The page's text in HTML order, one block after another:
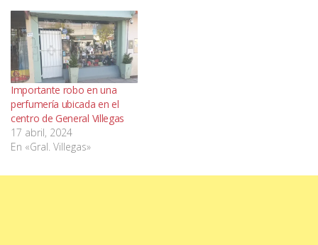
Importante robo en una
perfumería ubicada en el
centro de General Villegas
17 abril, 2024
En «Gral. Villegas»